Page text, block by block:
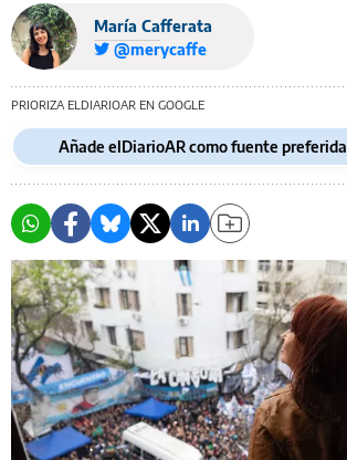
María Cafferata
@merycaffe
PRIORIZA ELDIARIOAR EN GOOGLE
Añade elDiarioAR como fuente preferida